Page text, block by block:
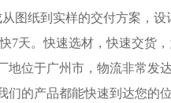
图纸到实样的交付方案，设
天。快速选材，快速交货
地位于广州市，物流非常发
们的产品都能快速到达您的